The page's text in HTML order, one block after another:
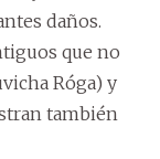
daños.
que no
Róga) y
también